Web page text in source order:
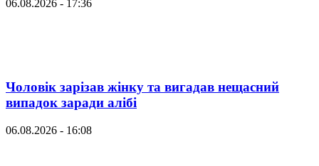
06.08.2026 - 17:36
Чоловік зарізав жінку та вигадав нещасний
випадок заради алібі
06.08.2026 - 16:08